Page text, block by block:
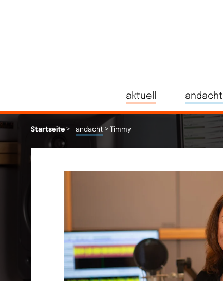
aktuell andacht
Startseite > andacht > Timmy